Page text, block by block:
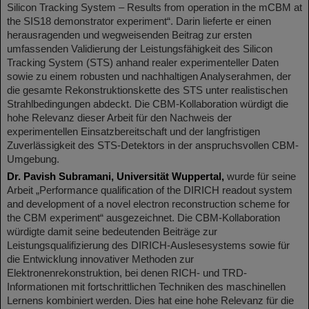
Silicon Tracking System – Results from operation in the mCBM at
the SIS18 demonstrator experiment“. Darin lieferte er einen
herausragenden und wegweisenden Beitrag zur ersten
umfassenden Validierung der Leistungsfähigkeit des Silicon
Tracking System (STS) anhand realer experimenteller Daten
sowie zu einem robusten und nachhaltigen Analyserahmen, der
die gesamte Rekonstruktionskette des STS unter realistischen
Strahlbedingungen abdeckt. Die CBM-Kollaboration würdigt die
hohe Relevanz dieser Arbeit für den Nachweis der
experimentellen Einsatzbereitschaft und der langfristigen
Zuverlässigkeit des STS-Detektors in der anspruchsvollen CBM-
Umgebung.
Dr. Pavish Subramani, Universität Wuppertal, wurde für seine
Arbeit „Performance qualification of the DIRICH readout system
and development of a novel electron reconstruction scheme for
the CBM experiment“ ausgezeichnet. Die CBM-Kollaboration
würdigte damit seine bedeutenden Beiträge zur
Leistungsqualifizierung des DIRICH-Auslesesystems sowie für
die Entwicklung innovativer Methoden zur
Elektronenrekonstruktion, bei denen RICH- und TRD-
Informationen mit fortschrittlichen Techniken des maschinellen
Lernens kombiniert werden. Dies hat eine hohe Relevanz für die